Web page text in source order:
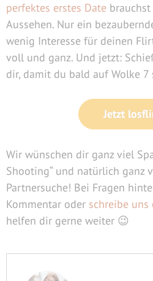
perfektes erstes Date
Aussehen. Nur ein
wenig Interesse für deinen
voll und ganz. Und jetzt:
dir, damit du bald auf Wolke 7
Jetzt
Wir wünschen dir ganz viel
Shooting“ und natürlich ganz
Partnersuche! Bei Fragen
Kommentar oder schreibe uns
helfen dir gerne weiter 😉